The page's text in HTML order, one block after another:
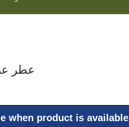
عطر
when product is available